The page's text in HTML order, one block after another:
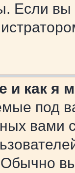
Если
и как я
под